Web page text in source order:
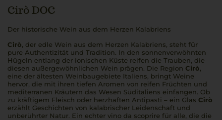
Cirò DOC
Der historische Wein aus dem Herzen Kalabriens
Cirò, der edle Wein aus dem Herzen Kalabriens, steht für
pure Authentizität und Tradition. In den sonnenverwöhnten
Hügeln entlang der ionischen Küste reifen die Trauben, die
diesen außergewöhnlichen Wein prägen. Die Region Cirò,
eine der ältesten Weinbaugebiete Italiens, bringt Weine
hervor, die mit ihren tiefen Aromen von reifen Früchten und
mediterranen Kräutern das Wesen Süditaliens einfangen. Ob
zu kräftigem Fleisch oder herzhaften Antipasti – ein Glas Cirò
erzählt Geschichten von kalabrischer Leidenschaft und
unberührter Natur. Ein echter vino da scoprire für alle, die die